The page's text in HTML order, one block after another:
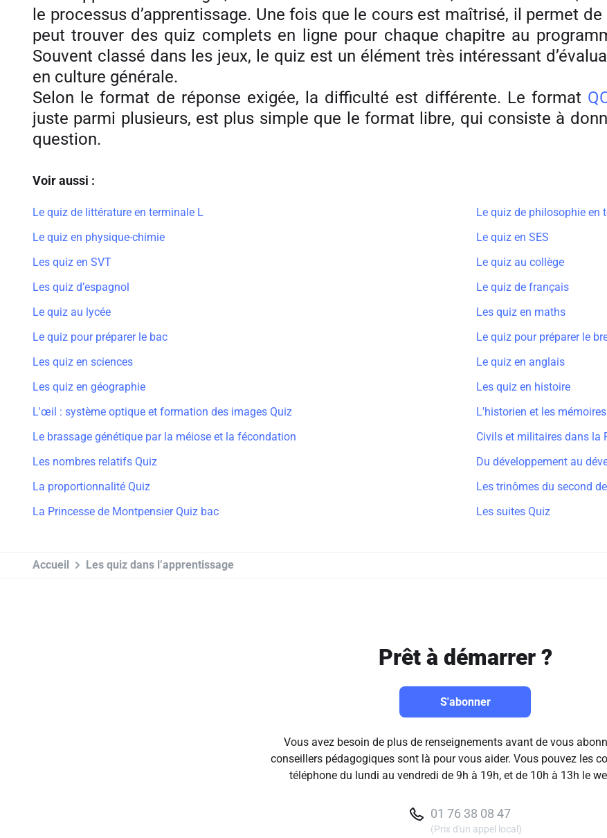
le processus d’apprentissage. Une fois que le cours est maîtrisé, il permet
peut trouver des quiz complets en ligne pour chaque chapitre au
Souvent classé dans les jeux, le quiz est un élément très intéressant
en culture générale.
Selon le format de réponse exigée, la difficulté est différente. Le format
juste parmi plusieurs, est plus simple que le format libre, qui consiste à
question.
Voir aussi :
Le quiz de littérature en terminale L
Le quiz de philosophie en
Le quiz en physique-chimie
Le quiz en SES
Les quiz en SVT
Le quiz au collège
Les quiz d’espagnol
Le quiz de français
Le quiz au lycée
Les quiz en maths
Le quiz pour préparer le bac
Le quiz pour préparer le
Les quiz en sciences
Le quiz en anglais
Les quiz en géographie
Les quiz en histoire
L'œil : système optique et formation des images Quiz
L'historien et les
Le brassage génétique par la méiose et la fécondation
Civils et militaires dans la
Les nombres relatifs Quiz
Du développement au
La proportionnalité Quiz
Les trinômes du second
La Princesse de Montpensier Quiz bac
Les suites Quiz
Accueil Les quiz dans l’apprentissage
Prêt à démarrer ?
S'abonner
Vous avez besoin de plus de renseignements avant de vous
conseillers pédagogiques sont là pour vous aider. Vous pouvez les
téléphone du lundi au vendredi de 9h à 19h, et de 10h à 13h le
01 76 38 08 47
(Prix d'un appel local)